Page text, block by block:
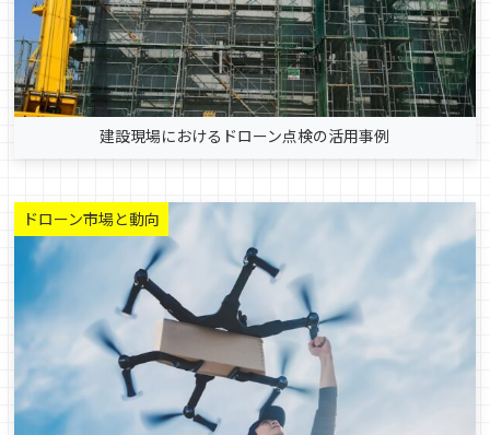
建設現場におけるドローン点検の活用事例
ドローン市場と動向